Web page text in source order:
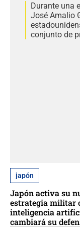
Durante una
José Amalio
conjunto de
japón
Japón activa su
estrategia militar
inteligencia
cambiará su